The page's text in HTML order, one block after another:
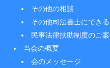
その他の相談
その他司法書士にできる
民事法律扶助制度のご
当会の概要
会のメッセージ